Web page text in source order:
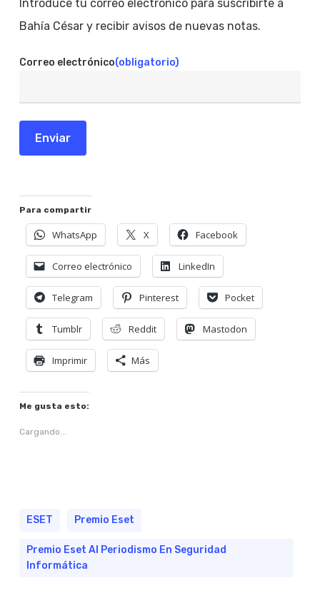
Introduce tu correo electrónico para suscribirte a
Bahía César y recibir avisos de nuevas notas.
Correo electrónico(obligatorio)
Enviar
Para compartir
WhatsApp X Facebook
Correo electrónico LinkedIn
Telegram Pinterest Pocket
Tumblr Reddit Mastodon
Imprimir Más
Me gusta esto:
Cargando...
ESET Premio Eset
Premio Eset Al Periodismo En Seguridad
Informática